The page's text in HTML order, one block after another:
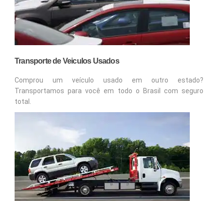
Transporte de Veiculos Usados
Comprou um veículo usado em outro estado?
Transportamos para você em todo o Brasil com seguro
total.